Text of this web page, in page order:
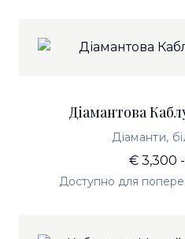
Діамантова
Діаманти,
€ 3,300
Доступно для